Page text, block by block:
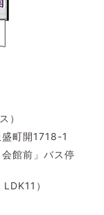
開1718-1
前」バス停
）